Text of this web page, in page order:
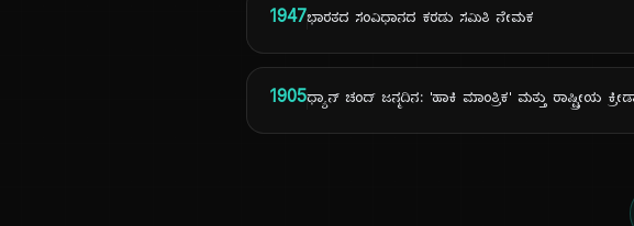
1947ಭಾರತದ ಸಂವಿಧಾನದ ಕರಡು ಸಮಿತಿ ನೇಮಕ
1905ಧ್ಯಾನ್ ಚಂದ್ ಜನ್ಮದಿನ: 'ಹಾಕಿ ಮಾಂತ್ರಿಕ' ಮತ್ತು ರಾಷ್ಟ್ರೀಯ